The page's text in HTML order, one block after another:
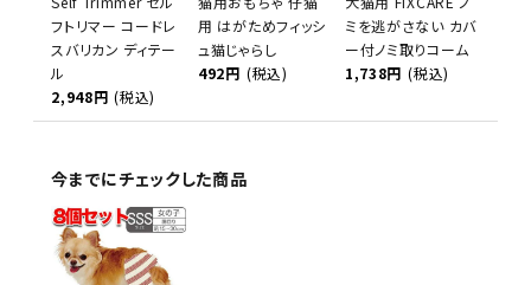
フトリマー コードレ
スバリカン ディテー
ル
2,948円 (税込)
用 はがためフィッシ
ュ猫じゃらし
492円 (税込)
ミを逃がさない カバ
ー付ノミ取りコーム
1,738円 (税込)
今までにチェックした商品